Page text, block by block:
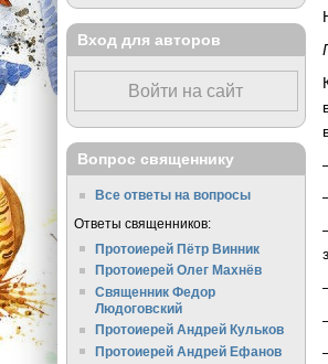
Вход для авторов
Войти на сайт
Вопрос священнику
Все ответы на вопросы
Ответы священников:
Протоиерей Пётр Винник
Протоиерей Олег Махнёв
Священник Федор
Людоговский
Протоиерей Андрей Кульков
Протоиерей Андрей Ефанов